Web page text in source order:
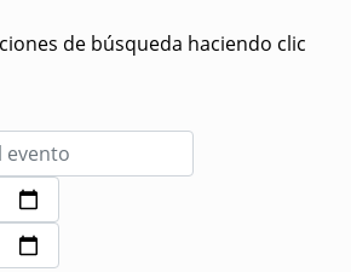
de búsqueda haciendo clic